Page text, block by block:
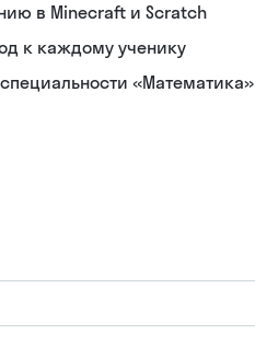
в Minecraft и Scratch
к каждому ученику
«Математика»